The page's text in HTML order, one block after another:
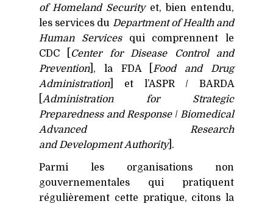
of Homeland Securityet, bien entendu,
les services du Department of Health and
Human Servicesqui comprennent le
CDC
Center for Disease Control and
Prevention], la FDA[Food and Drug
Administration] et l’ASPR / BARDA
Administration for Strategic
Preparedness and Response/ Biomedical
Advanced Research
and Development Authority].
Parmi les organisations non
gouvernementales qui pratiquent
régulièrement cette pratique, citons la